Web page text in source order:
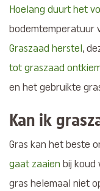
Hoelang duurt het
bodemtemperatuur
Graszaad herstel,
tot graszaad
en het gebruikte
Kan ik
Gras kan het beste
gaat zaaien bij koud
gras helemaal niet